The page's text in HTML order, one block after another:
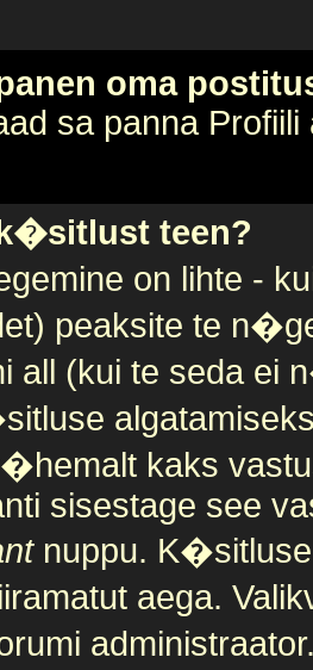
oma
sa panna Profiili
teen?
on lihte -
peaksite te
all (kui te seda ei
kaks
sisestage see
nuppu.
aega.